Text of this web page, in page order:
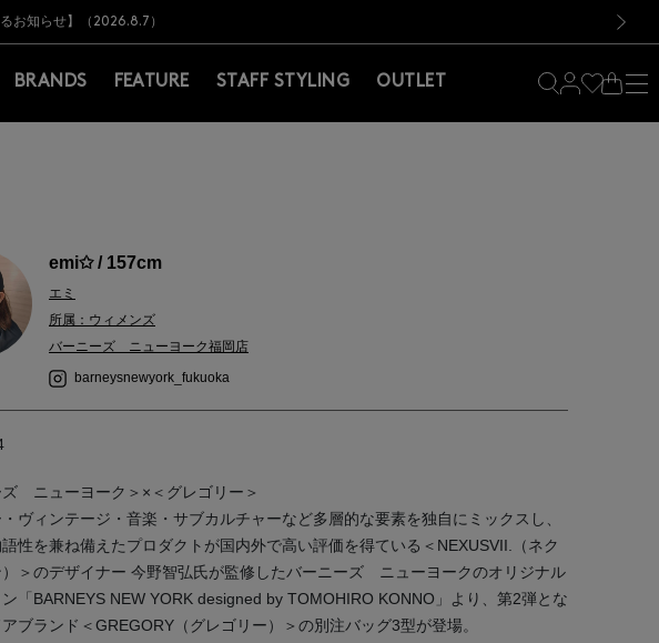
買上げで常時送料無料！お買い物の際は会員登録を！
(2026.8.7)
お知らせ】（2026.8.7）
せ】（2026.8.5）
お届けについて
注意事項
買上げで常時送料無料！お買い物の際は会員登録を！
(2026.8.7)
BRANDS FEATURE STAFF STYLING OUTLET
emi✩ / 157cm
エミ
所属：ウィメンズ
バーニーズ ニューヨーク福岡店
barneysnewyork_fukuoka
ズ ニューヨーク＞×＜グレゴリー＞
ヴィンテージ・音楽・サブカルチャーなど多層的な要素を独自にミックスし、
性を兼ね備えたプロダクトが国内外で高い評価を得ている＜NEXUSVII.（ネク
＞のデザイナー 今野智弘氏が監修したバーニーズ ニューヨークのオリジナル
「BARNEYS NEW YORK designed by TOMOHIRO KONNO」より、第2弾とな
ブランド＜GREGORY（グレゴリー）＞の別注バッグ3型が登場。